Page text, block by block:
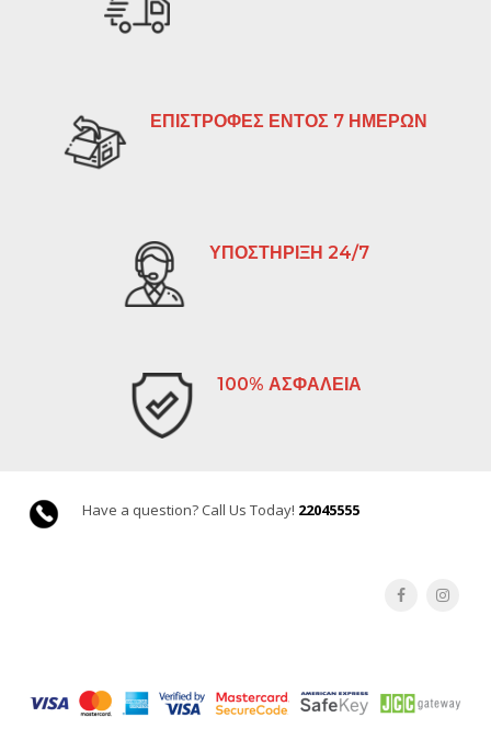
ΕΠΙΣΤΡΟΦΕΣ ΕΝΤΟΣ 7 ΗΜΕΡΩΝ
ΥΠΟΣΤΗΡΙΞΗ 24/7
100% ΑΣΦΑΛΕΙΑ
Have a question? Call Us Today! 22045555